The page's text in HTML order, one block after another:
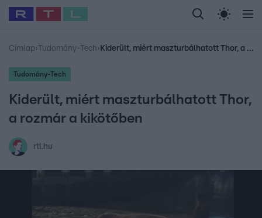
Legfrissebb RTL Híradó Randi Celeb vagyok,
Babits Marcella Most Wanted Gallusz
Címlap› Tudomány-Tech› Kiderült, miért maszturbálhatott Thor, a rozmár a kikötőben
Tudomány-Tech
Kiderült, miért maszturbálhatott Thor,
a rozmár a kikötőben
rtl.hu